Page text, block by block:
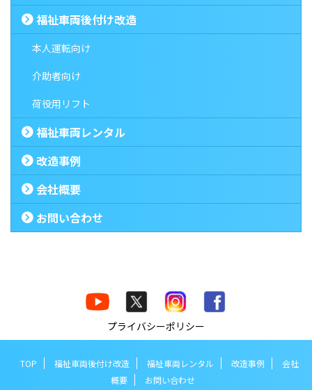
福祉車両後付け改造
本人運転向け
介助者向け
荷役用リフト
福祉車両レンタル
改造事例
会社概要
お問い合わせ
プライバシーポリシー
TOP 福祉車両後付け改造 福祉車両レンタル 改造事例
会社
概要
お問い合わせ